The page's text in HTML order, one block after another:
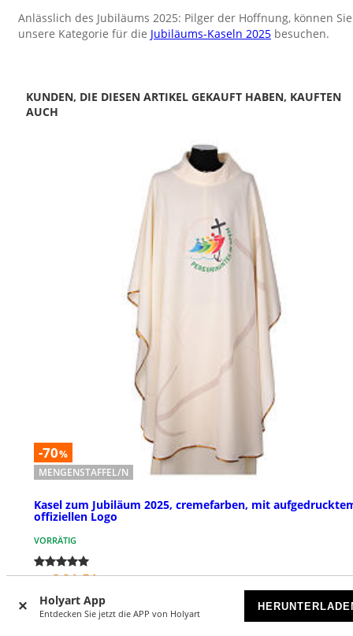
Holyart App
Entdecken Sie jetzt die APP von Holyart
Anlässlich des Jubiläums 2025: Pilger der Hoffnung, können Sie
unsere Kategorie für die Jubiläums-Kaseln 2025 besuchen.
KUNDEN, DIE DIESEN ARTIKEL GEKAUFT HABEN, KAUFTEN
AUCH
-70%
MENGENSTAFFEL/N
Kasel zum Jubiläum 2025, cremefarben, mit
offiziellen Logo
VORRÄTIG
€ 21,51 € 89,90